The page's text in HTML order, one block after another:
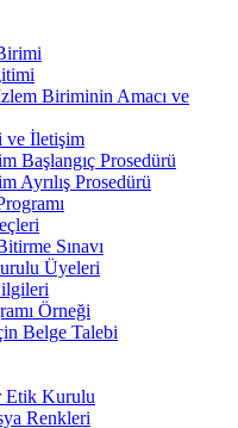
Biriminin Amacı ve
ve İletişim
Başlangıç Prosedürü
Ayrılış Prosedürü
Sınavı
Üyeleri
Örneği
Belge Talebi
Etik Kurulu
Renkleri